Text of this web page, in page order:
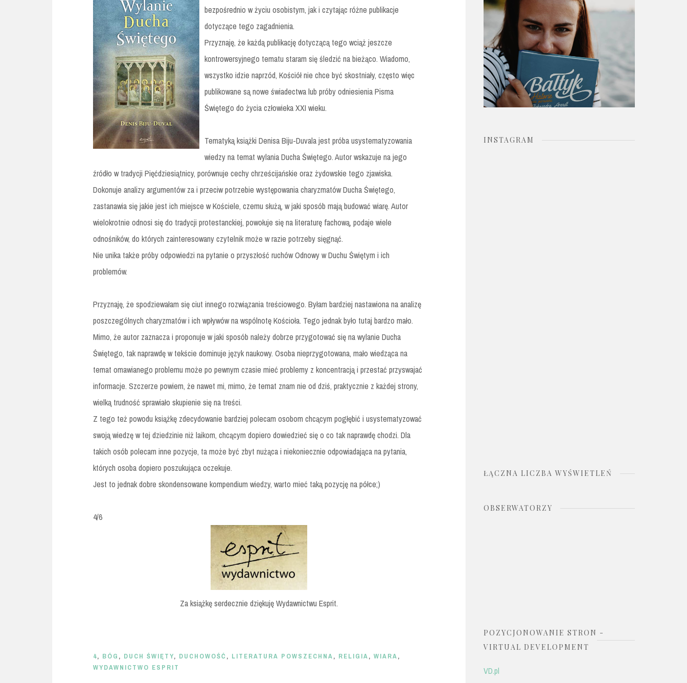
bezpośrednio w życiu osobistym, jak i czytając różne publikacje
dotyczące tego zagadnienia.
Przyznaję, że każdą publikację dotyczącą tego wciąż jeszcze
kontrowersyjnego tematu staram się śledzić na bieżąco. Wiadomo,
wszystko idzie naprzód, Kościół nie chce być skostniały, często więc
publikowane są nowe świadectwa lub próby odniesienia Pisma
Świętego do życia człowieka XXI wieku.
Tematyką książki Denisa Biju-Duvala jest próba usystematyzowania
wiedzy na temat wylania Ducha Świętego. Autor wskazuje na jego
źródło w tradycji Pięćdziesiątnicy, porównuje cechy chrześcijańskie oraz żydowskie tego zjawiska.
Dokonuje analizy argumentów za i przeciw potrzebie występowania charyzmatów Ducha Świętego,
zastanawia się jakie jest ich miejsce w Kościele, czemu służą, w jaki sposób mają budować wiarę. Autor
wielokrotnie odnosi się do tradycji protestanckiej, powołuje się na literaturę fachową, podaje wiele
odnośników, do których zainteresowany czytelnik może w razie potrzeby sięgnąć.
Nie unika także próby odpowiedzi na pytanie o przyszłość ruchów Odnowy w Duchu Świętym i ich
problemów.
Przyznaję, że spodziewałam się ciut innego rozwiązania treściowego. Byłam bardziej nastawiona na analizę
poszczególnych charyzmatów i ich wpływów na wspólnotę Kościoła. Tego jednak było tutaj bardzo mało.
Mimo, że autor zaznacza i proponuje w jaki sposób należy dobrze przygotować się na wylanie Ducha
Świętego, tak naprawdę w tekście dominuje język naukowy. Osoba nieprzygotowana, mało wiedząca na
temat omawianego problemu może po pewnym czasie mieć problemy z koncentracją i przestać przyswajać
informacje. Szczerze powiem, że nawet mi, mimo, że temat znam nie od dziś, praktycznie z każdej strony,
wielką trudność sprawiało skupienie się na treści.
Z tego też powodu książkę zdecydowanie bardziej polecam osobom chcącym pogłębić i usystematyzować
swoją wiedzę w tej dziedzinie niż laikom, chcącym dopiero dowiedzieć się o co tak naprawdę chodzi. Dla
takich osób polecam inne pozycje, ta może być zbyt nużąca i niekoniecznie odpowiadająca na pytania,
których osoba dopiero poszukująca oczekuje.
Jest to jednak dobre skondensowane kompendium wiedzy, warto mieć taką pozycję na półce;)
4/6
Za książkę serdecznie dziękuję Wydawnictwu Esprit.
4, BÓG , DUCH ŚWIĘTY, DUCHOWOŚĆ , LITERATURA POWSZECHNA, RELIGIA, WIARA,
WYDAWNICTWO ESPRIT
o
r
:
INSTAGRAM
ŁĄCZNA LICZBA WYŚWIETLEŃ
OBSERWATORZY
POZYCJONOWANIE STRON -
VIRTUAL DEVELOPMENT
VD.pl